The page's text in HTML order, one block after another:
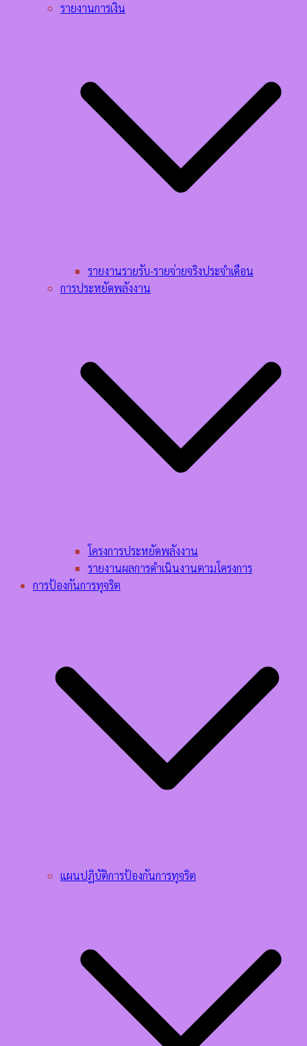
รายงานการเงิน
รายงานรายรับ-รายจ่ายจริงประจำเดือน
การประหยัดพลังงาน
โครงการประหยัดพลังงาน
รายงานผลการดำเนินงานตามโครงการ
การป้องกันการทุจริต
แผนปฏิบัติการป้องกันการทุจริต